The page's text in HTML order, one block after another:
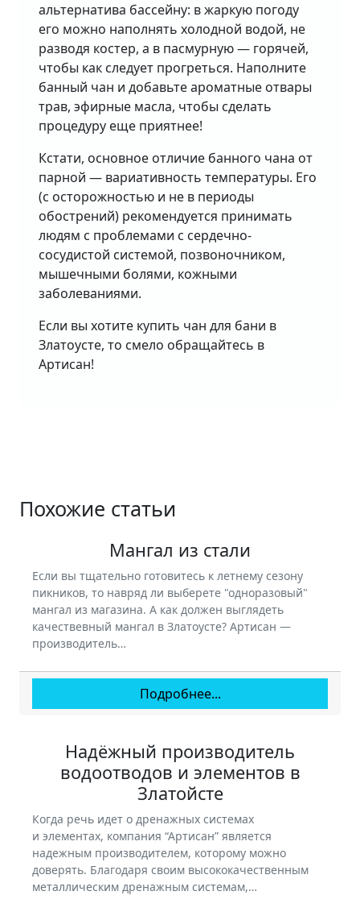
альтернатива бассейну: в жаркую погоду
его можно наполнять холодной водой, не
разводя костер, а в пасмурную — горячей,
чтобы как следует прогреться. Наполните
банный чан и добавьте ароматные отвары
трав, эфирные масла, чтобы сделать
процедуру еще приятнее!
Кстати, основное отличие банного чана от
парной — вариативность температуры. Его
(с осторожностью и не в периоды
обострений) рекомендуется принимать
людям с проблемами с сердечно-
сосудистой системой, позвоночником,
мышечными болями, кожными
заболеваниями.
Если вы хотите купить чан для бани в
Златоусте, то смело обращайтесь в
Артисан!
Похожие статьи
Мангал из стали
Если вы тщательно готовитесь к летнему сезону
пикников, то навряд ли выберете "одноразовый"
мангал из магазина. А как должен выглядеть
качествевный мангал в Златоусте? Артисан —
производитель…
Подробнее...
Надёжный производитель
водоотводов и элементов в
Златойсте
Когда речь идет о дренажных системах
и элементах, компания “Артисан” является
надежным производителем, которому можно
доверять. Благодаря своим высококачественным
металлическим дренажным системам,…